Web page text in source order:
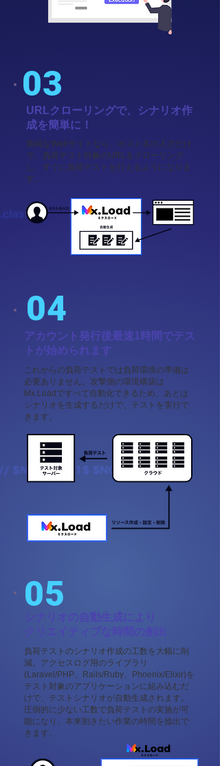
URLクローリングで、シナリオ作
成を簡単に！
単純なWebサイトなら、ホスト名の入力だけ
で、負荷テスト対象のURLをクローリング
し、すぐに負荷テストを行えるようになりま
す。
03
アカウント発行後最速1時間でテス
トが始められます
これからの負荷テストでは負荷環境の準備は
必要ありません。攻撃側の環境構築は
Mx.Loadですべて自動化できるため、あとは
シナリオを生成するだけで、テストを実行で
きます。
04
シナリオの自動生成により
クリエイティブな時間の創出
負荷テストのシナリオ作成の工数を大幅に削
減。アクセスログ用のライブラリ
(Laravel/PHP、Rails/Ruby、Phoenix/Elixir)を
テスト対象のアプリケーションに組み込むだ
けで、テストシナリオが自動生成されます。
圧倒的に少ない工数で負荷テストの実施が可
能になり、本来割きたい作業の時間を捻出で
きます。
05